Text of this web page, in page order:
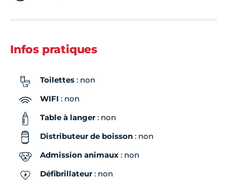
Infos pratiques
Toilettes : non
WIFI : non
Table à langer: non
Distributeur de boisson : non
Admission animaux : non
Défibrillateur: non